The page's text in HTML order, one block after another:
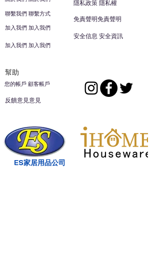
聯繫我們 聯繫方式
加入我們 加入我們
加入我們 加入我們
安全信息 安全資訊
免責聲明免責聲明
隱私政策 隱私權
幫助
您的帳戶 顧客帳戶
反饋意見意見
ES家居用品公司